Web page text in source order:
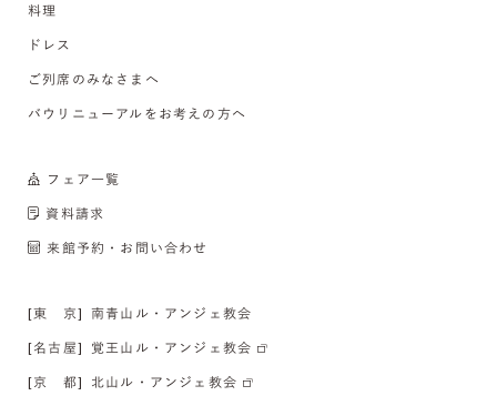
料理
ドレス
ご列席のみなさまへ
バウリニューアルをお考えの方へ
フェア一覧
資料請求
来館予約・お問い合わせ
[東 京] 南青山ル・アンジェ教会
[名古屋] 覚王山ル・アンジェ教会
[京 都] 北山ル・アンジェ教会